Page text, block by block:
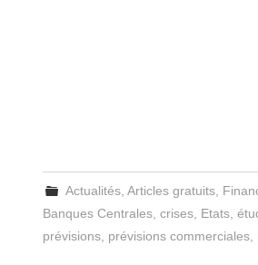
Actualités ,Articles gratuits
Banques Centrales crises Etats
prévisions prévisions commerciales